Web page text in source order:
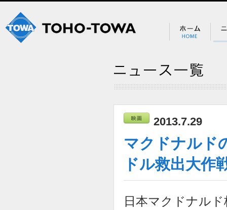
2013.7.29
マクドナルド
ドル救出大作
日本マクドナル